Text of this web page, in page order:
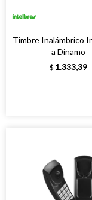
Timbre Inalámbrico
a Dinamo
$ 1.333,39